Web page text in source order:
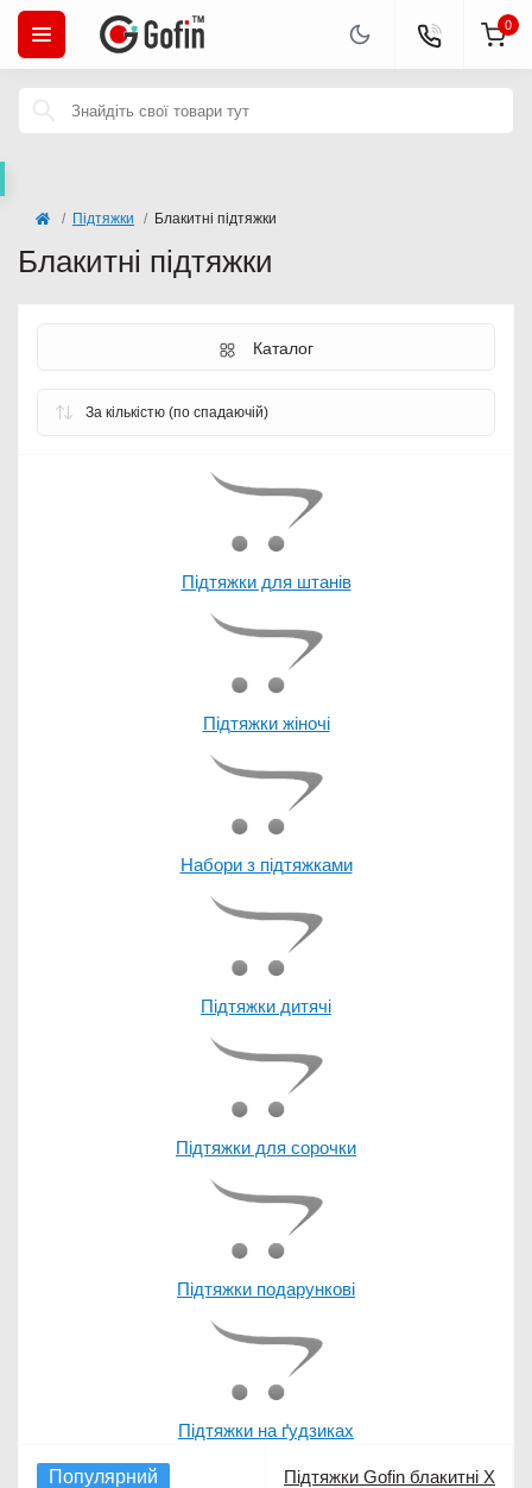
0
Підтяжки Блакитні підтяжки
Блакитні підтяжки
Каталог
Підтяжки для штанів
Підтяжки жіночі
Набори з підтяжками
Підтяжки дитячі
Підтяжки для сорочки
Підтяжки подарункові
Підтяжки на ґудзиках
Популярний
Підтяжки Gofin блакитні Х